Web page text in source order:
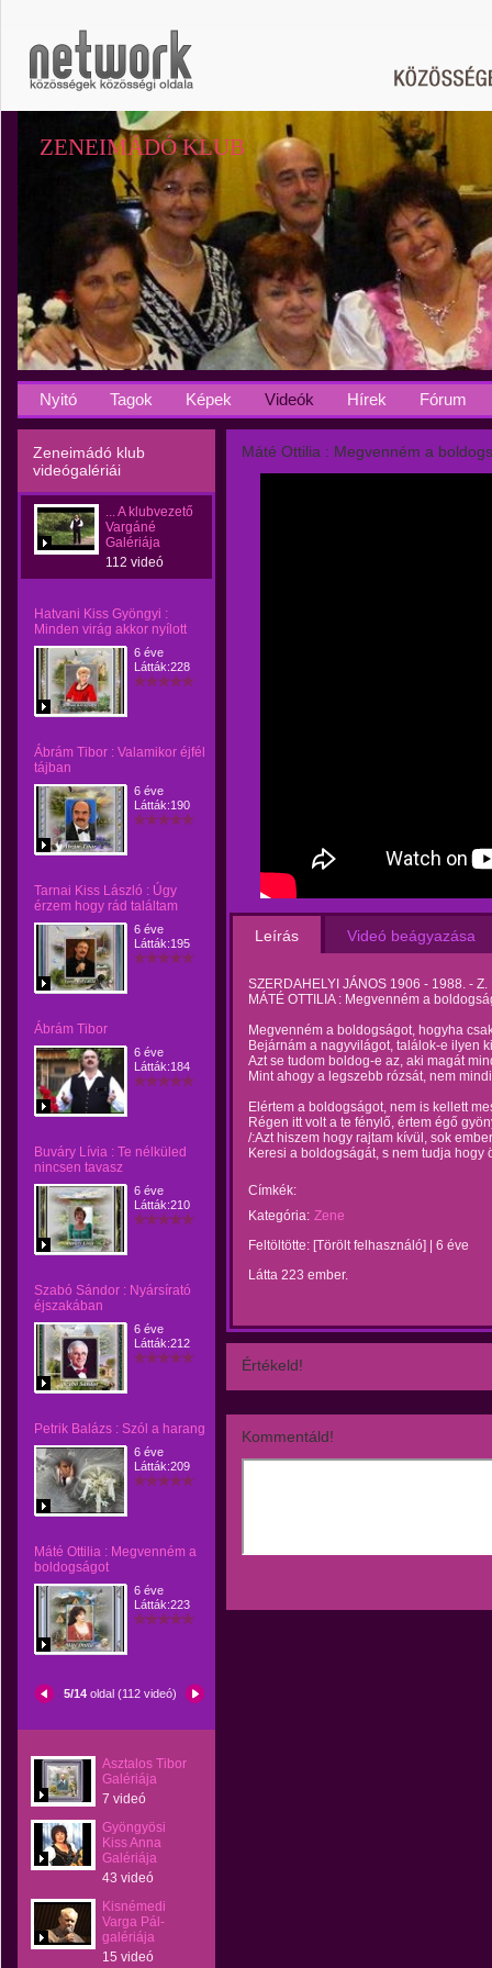
ZENEIMÁDÓ KLUB
Nyitó Tagok Képek Videók Hírek Fórum
Zeneimádó klub
videógalériái
... A klubvezető
Vargáné
Galériája
112 videó
Hatvani Kiss Gyöngyi :
Minden virág akkor nyílott
6 éve
Látták:228
Ábrám Tibor : Valamikor éjfél
tájban
6 éve
Látták:190
Tarnai Kiss László : Úgy
érzem hogy rád találtam
6 éve
Látták:195
Ábrám Tibor
6 éve
Látták:184
Buváry Lívia : Te nélküled
nincsen tavasz
6 éve
Látták:210
Szabó Sándor : Nyársírató
éjszakában
6 éve
Látták:212
Petrik Balázs : Szól a harang
6 éve
Látták:209
Máté Ottilia : Megvenném a
boldogságot
6 éve
Látták:223
5/14oldal (112 videó)
Asztalos Tibor
Galériája
7 videó
Gyöngyösi
Kiss Anna
Galériája
43 videó
Kisnémedi
Varga Pál-
galériája
15 videó
Máté Ottilia : Megvenném a
Leírás Videó beágyazása
SZERDAHELYI JÁNOS 1906 - 1988. -
MÁTÉ OTTILIA : Megvenném a
Megvenném a boldogságot, hogyha
Bejárnám a nagyvilágot, találok-e ilyen
Azt se tudom boldog-e az, aki magát
Mint ahogy a legszebb rózsát, nem
Elértem a boldogságot, nem is kellett
Régen itt volt a te fénylő, értem égő
/:Azt hiszem hogy rajtam kívül, sok
Keresi a boldogságát, s nem tudja hogy
Címkék:
Kategória: Zene
Feltöltötte: [Törölt felhasználó]
6 éve
Látta 223 ember.
Értékeld!
Kommentáld!